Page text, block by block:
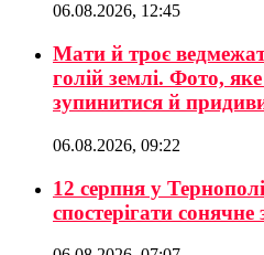
06.08.2026, 12:45
Мати й троє
голій землі. Фото,
зупинитися й
06.08.2026, 09:22
12 серпня у
спостерігати